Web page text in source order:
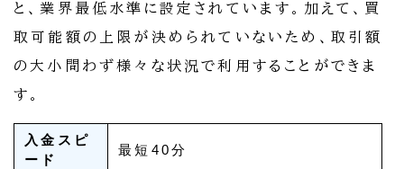
と、業界最低水準に設定されています。加えて、買
取可能額の上限が決められていないため、取引額
の大小問わず様々な状況で利用することができま
す。
入金スピ
ード
最短40分